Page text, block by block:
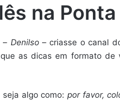
na
– Denilso– criasse o canal
as dicas em formato
algo como: por favor,